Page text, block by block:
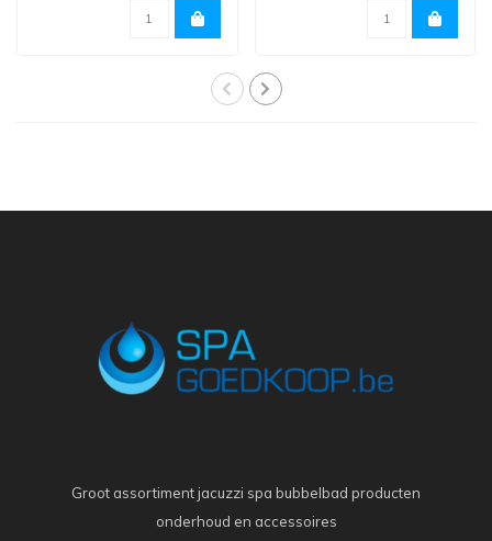
Groot assortiment jacuzzi spa bubbelbad producten
onderhoud en accessoires